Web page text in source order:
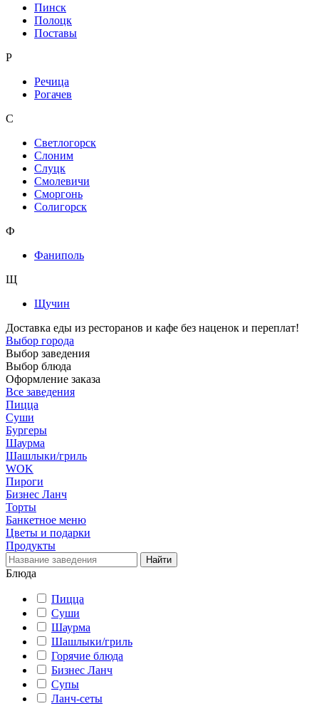
Пинск
Полоцк
Поставы
Р
Речица
Рогачев
С
Светлогорск
Слоним
Слуцк
Смолевичи
Сморгонь
Солигорск
Ф
Фаниполь
Щ
Щучин
Доставка еды из ресторанов и кафе без наценок и переплат!
Выбор города
Выбор заведения
Выбор блюда
Оформление заказа
Все заведения
Пицца
Суши
Бургеры
Шаурма
Шашлыки/гриль
WOK
Пироги
Бизнес Ланч
Торты
Банкетное меню
Цветы и подарки
Продукты
Блюда
Пицца
Суши
Шаурма
Шашлыки/гриль
Горячие блюда
Бизнес Ланч
Супы
Ланч-сеты